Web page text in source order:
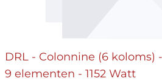
DRL - Colonnine (6 koloms)
9 elementen - 1152 Watt